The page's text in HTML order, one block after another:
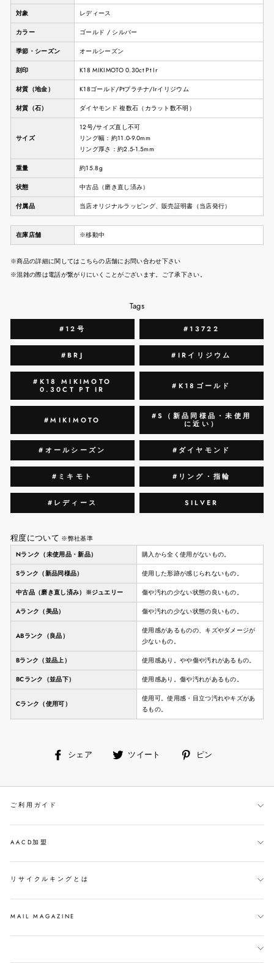
対象 レディース
カラー ゴールド / シルバー
季節・シーズン オールシーズン
刻印 K18 MIKIMOTO 0.30ct Pt Ir
材質（地金） K18ゴールド/Ptプラチナ/Irイリジウム
材質（石） ダイヤモンド 複数石（カラット数不明）
サイズ
12号/サイズ直し不可
リング幅：約11.0-9.0mm
リング厚さ：約2.5-1.5mm
重量 約15.8g
状態 中古品（磨き直し済み）
付属品 当店オリジナルラッピング、販売証明書（当店発行）
在庫店舗 ※移動中
※商品の詳細に関してはこちらの店舗にお問い合わせ下さい
※混雑の際は電話が繋がりにいくことがございます。ご了承下さい。
Tags
#12号 #13722
#BRJ #IRイリジウム
#K18 MIKIMOTO
0.30CT PT IR
#K18ゴールド
#MIKIMOTO
#S（新品同様品・未使用
に近い）
#オールシーズン #ダイヤモンド
#ミキモト #リング・指輪
#レディース SILVER
程度について ※弊社基準
Nランク（未使用品・新品）
購入から全く使用がないもの。
Sランク（新品同様品） 使用した形跡が感じられないもの。
中古品（磨き直し済み）※ジュエリー 傷や汚れの少ない状態の良いもの。
Aランク（美品） 傷や汚れの少ない状態の良いもの。
ABランク（良品）
使用感があるものの、キズやダメージが
少ないもの。
Bランク（並品上） 使用感あり。やや傷や汚れがあるもの。
BCランク（並品下） 使用感あり。傷や汚れがあるもの。
Cランク（使用可）
使用可。使用感・目立つ汚れやキズがあ
るもの。
シェア
facebookツイート ピン
ご利用ガイド
AACD加盟
リサイクルキングとは
MAIL MAGAZINE